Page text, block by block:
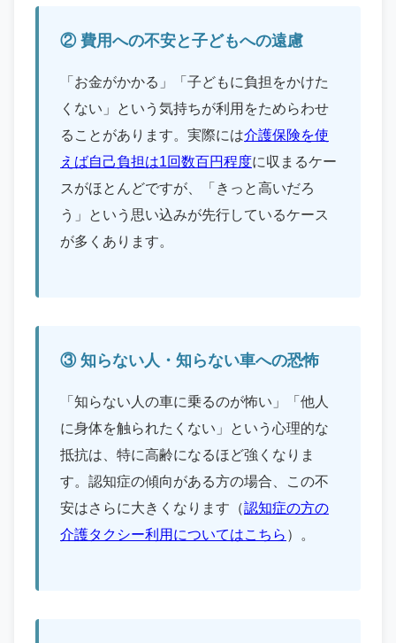
② 費用への不安と子どもへの遠慮
「お金がかかる」「子どもに負担をかけた
くない」という気持ちが利用をためらわせ
ることがあります。実際には介護保険を使
えば自己負担は1回数百円程度に収まるケー
スがほとんどですが、「きっと高いだろ
う」という思い込みが先行しているケース
が多くあります。
③ 知らない人・知らない車への恐怖
「知らない人の車に乗るのが怖い」「他人
に身体を触られたくない」という心理的な
抵抗は、特に高齢になるほど強くなりま
す。認知症の傾向がある方の場合、この不
安はさらに大きくなります（認知症の方の
介護タクシー利用についてはこちら ）。